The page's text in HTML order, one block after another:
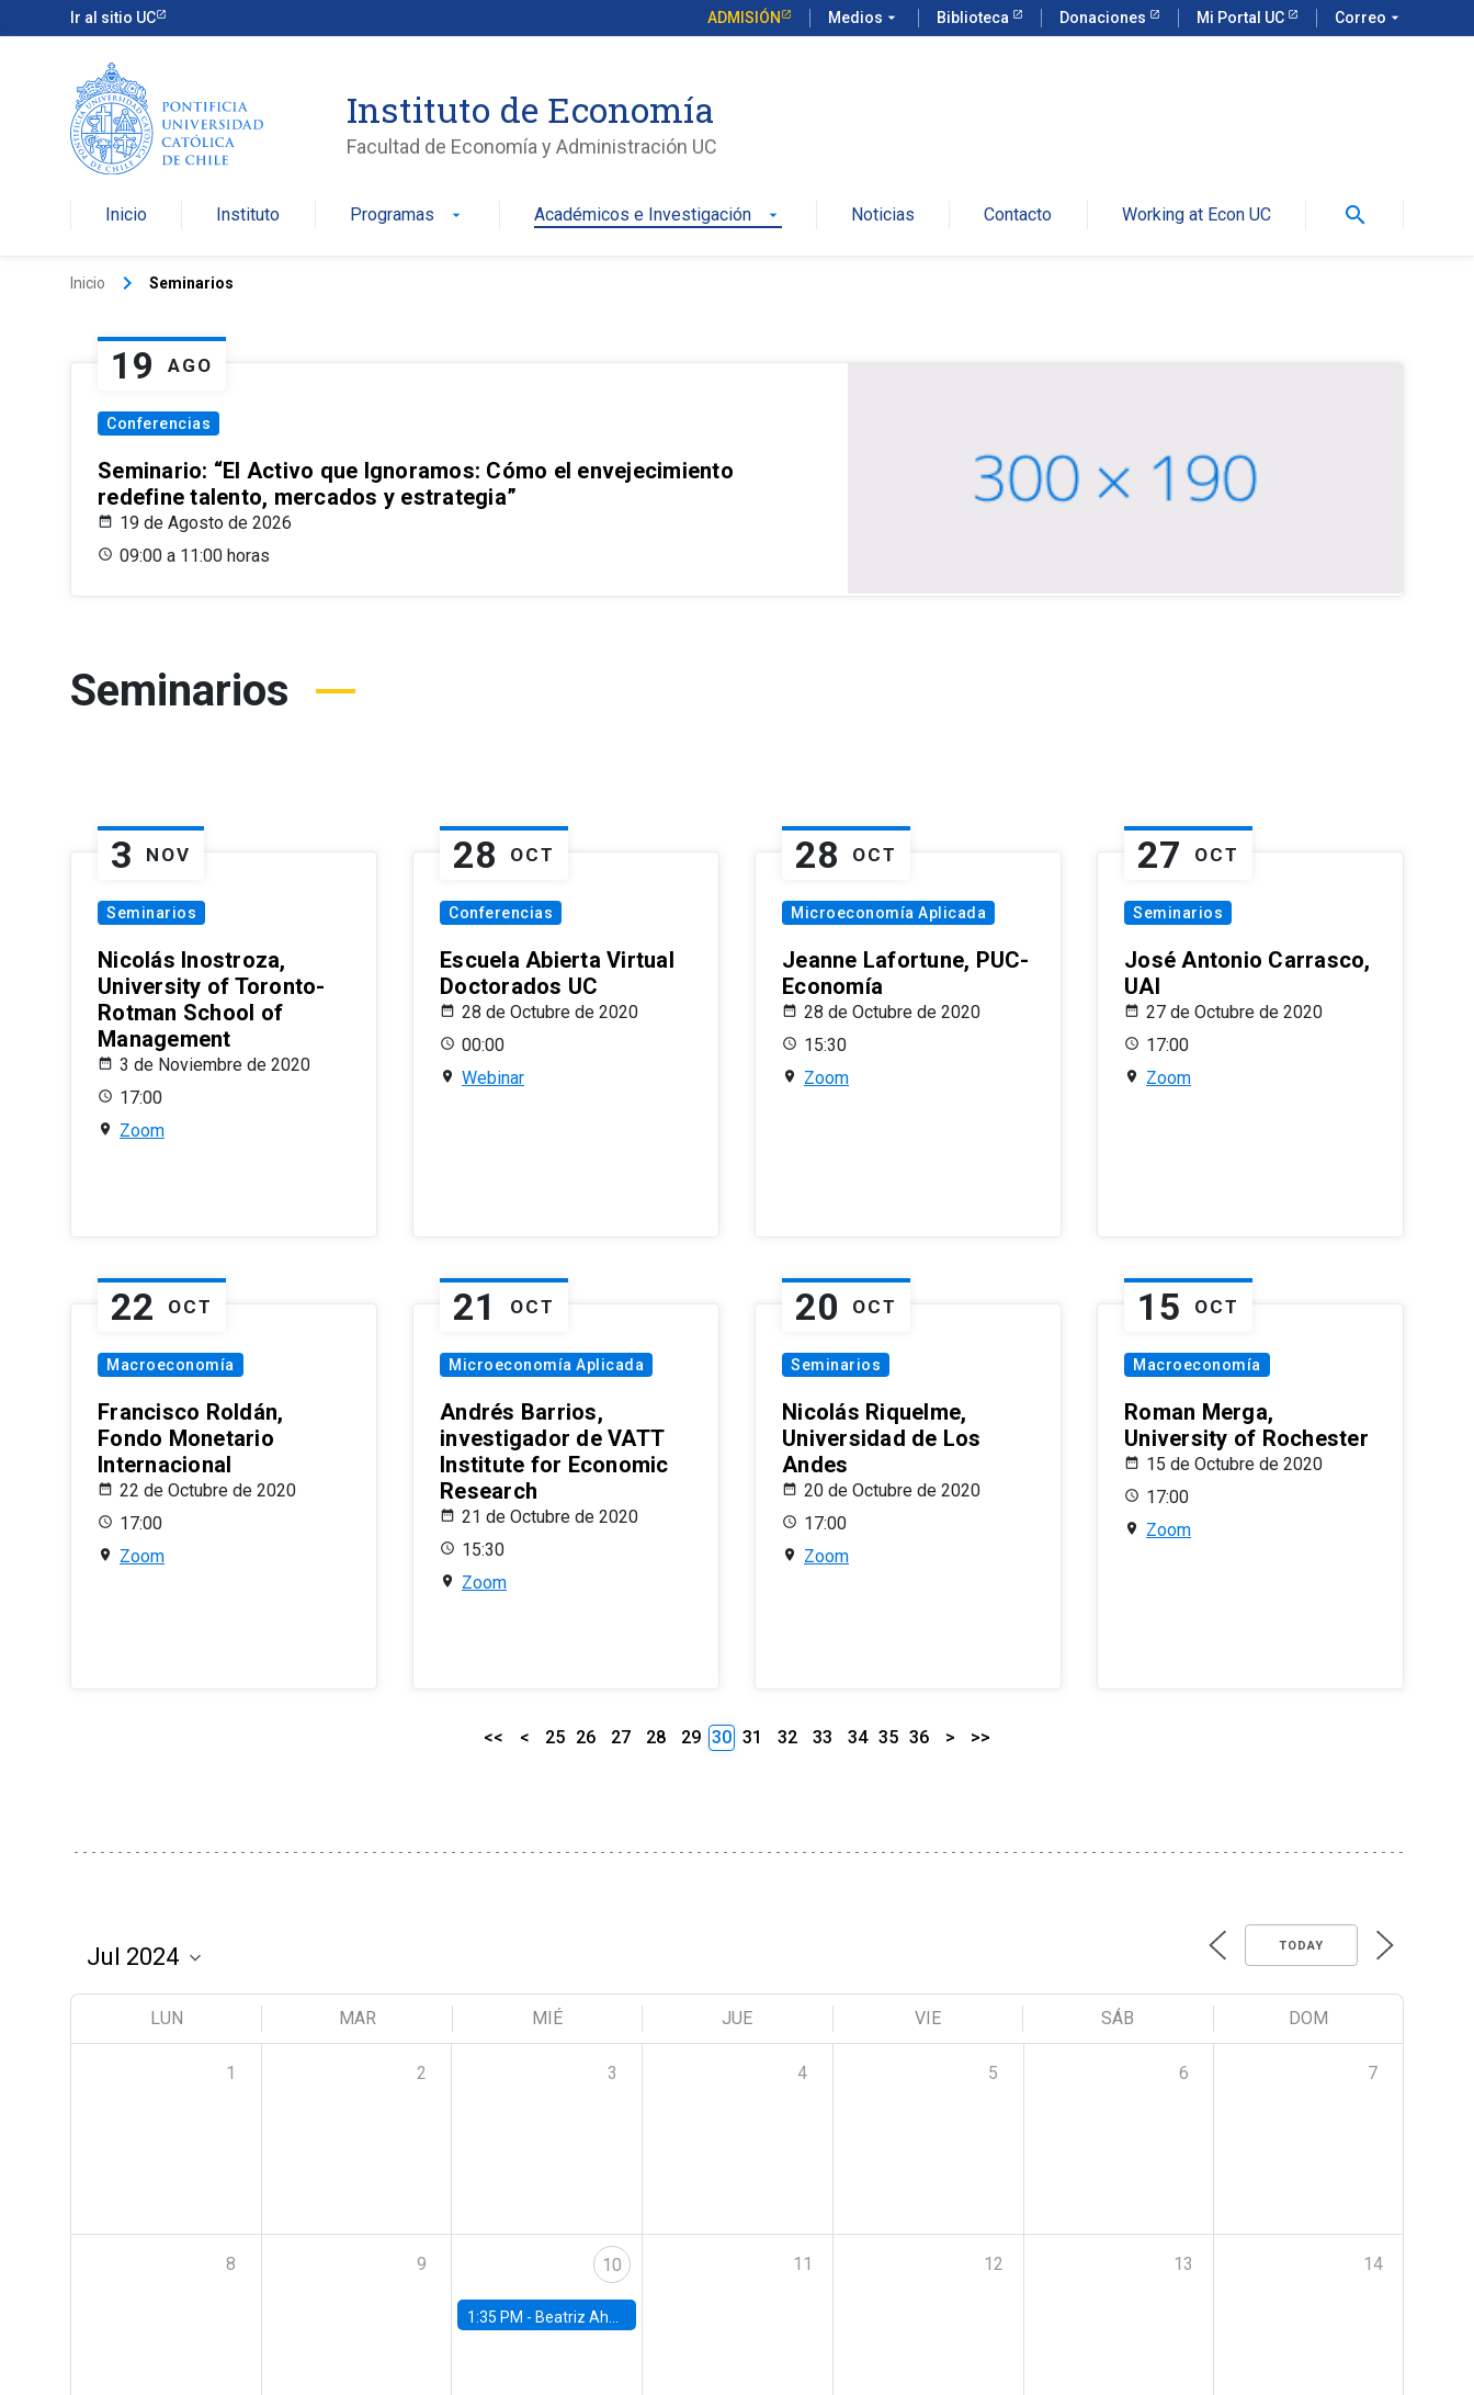
Ir al sitio UC ADMISIÓN Medios arrow_drop_down Biblioteca Donaciones Mi Portal UC Correo arrow_drop_down
Instituto de Economía
Facultad de Economía y Administración UC
Inicio Instituto Programas arrow_drop_down Académicos e Investigación arrow_drop_down Noticias Contacto Working at Econ UC search
Inicio keyboard_arrow_right Seminarios
19 AGO
Conferencias
Seminario: “El Activo que Ignoramos: Cómo el envejecimiento
redefine talento, mercados y estrategia”
19 de Agosto de 2026
09:00 a 11:00 horas
Seminarios
3 NOV
Seminarios
Nicolás Inostroza,
University of Toronto-
Rotman School of
Management
3 de Noviembre de 2020
17:00
Zoom
28 OCT
Conferencias
Escuela Abierta Virtual
Doctorados UC
28 de Octubre de 2020
00:00
Webinar
28 OCT
Microeconomía Aplicada
Jeanne Lafortune, PUC-
Economía
28 de Octubre de 2020
15:30
Zoom
27 OCT
Seminarios
José Antonio Carrasco,
UAI
27 de Octubre de 2020
17:00
Zoom
22 OCT
Macroeconomía
Francisco Roldán,
Fondo Monetario
Internacional
22 de Octubre de 2020
17:00
Zoom
21 OCT
Microeconomía Aplicada
Andrés Barrios,
investigador de VATT
Institute for Economic
Research
21 de Octubre de 2020
15:30
Zoom
20 OCT
Seminarios
Nicolás Riquelme,
Universidad de Los
Andes
20 de Octubre de 2020
17:00
Zoom
15 OCT
Macroeconomía
Roman Merga,
University of Rochester
15 de Octubre de 2020
17:00
Zoom
<< < 25 26 27 28 29 30 31 32 33 34 35 36 > >>
TODAY
LUN MAR MIÉ JUE VIE SÁB DOM
1 2 3 4 5 6 7
8 9 10
1:35 PM - Beatriz Ahumada, PhD candidate, Universidad de Pittsburgh
11 12 13 14